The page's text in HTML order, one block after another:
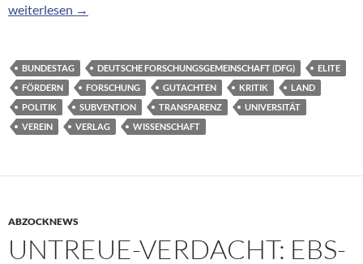
Kritik an der DFG: Undurchsichtige Auftragsforschung
weiterlesen →
BUNDESTAG DEUTSCHE FORSCHUNGSGEMEINSCHAFT (DFG)
ELITE
FÖRDERN
FORSCHUNG GUTACHTEN KRITIK
LAND
POLITIK
SUBVENTION TRANSPARENZ
UNIVERSITÄT
VEREIN
VERLAG WISSENSCHAFT
ABZOCKNEWS
UNTREUE-VERDACHT: EBS-